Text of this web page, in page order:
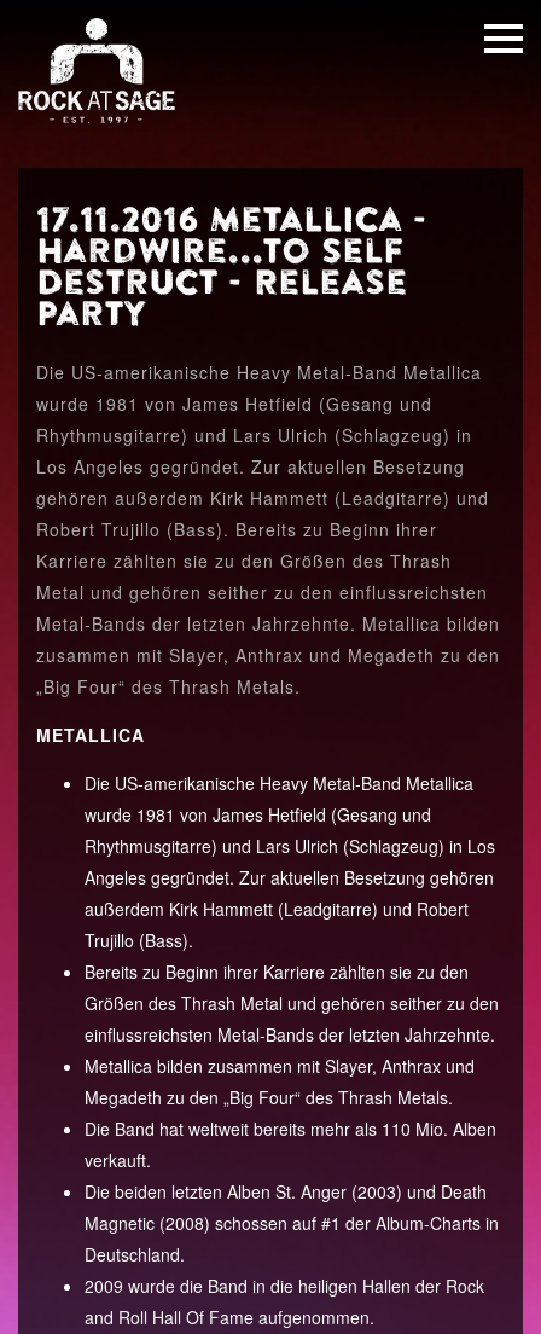
17.11.2016 Metallica -
Hardwire...To Self
Destruct - Release
Party
Die US-amerikanische Heavy Metal-Band Metallica
wurde 1981 von James Hetfield (Gesang und
Rhythmusgitarre) und Lars Ulrich (Schlagzeug) in
Los Angeles gegründet. Zur aktuellen Besetzung
gehören außerdem Kirk Hammett (Leadgitarre) und
Robert Trujillo (Bass). Bereits zu Beginn ihrer
Karriere zählten sie zu den Größen des Thrash
Metal und gehören seither zu den einflussreichsten
Metal-Bands der letzten Jahrzehnte. Metallica bilden
zusammen mit Slayer, Anthrax und Megadeth zu den
„Big Four“ des Thrash Metals.
METALLICA
Die US-amerikanische Heavy Metal-Band Metallica
wurde 1981 von James Hetfield (Gesang und
Rhythmusgitarre) und Lars Ulrich (Schlagzeug) in Los
Angeles gegründet. Zur aktuellen Besetzung gehören
außerdem Kirk Hammett (Leadgitarre) und Robert
Trujillo (Bass).
Bereits zu Beginn ihrer Karriere zählten sie zu den
Größen des Thrash Metal und gehören seither zu den
einflussreichsten Metal-Bands der letzten Jahrzehnte.
Metallica bilden zusammen mit Slayer, Anthrax und
Megadeth zu den „Big Four“ des Thrash Metals.
Die Band hat weltweit bereits mehr als 110 Mio. Alben
verkauft.
Die beiden letzten Alben St. Anger (2003) und Death
Magnetic (2008) schossen auf #1 der Album-Charts in
Deutschland.
2009 wurde die Band in die heiligen Hallen der Rock
and Roll Hall Of Fame aufgenommen.